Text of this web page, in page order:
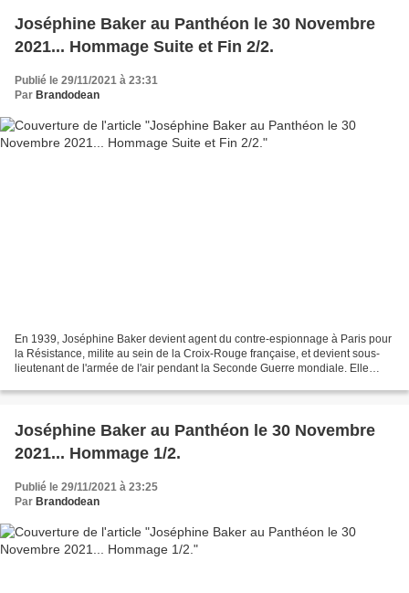
Joséphine Baker au Panthéon le 30 Novembre
2021... Hommage Suite et Fin 2/2.
Publié le 29/11/2021 à 23:31
Par Brandodean
En 1939, Joséphine Baker devient agent du contre-espionnage à Paris pour
la Résistance, milite au sein de la Croix-Rouge française, et devient sous-
lieutenant de l'armée de l'air pendant la Seconde Guerre mondiale. Elle
Joséphine Baker au Panthéon le 30 Novembre
2021... Hommage 1/2.
Publié le 29/11/2021 à 23:25
Par Brandodean